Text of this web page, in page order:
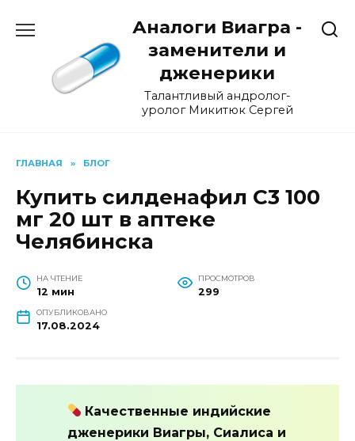
Аналоги Виагра -
заменители и
дженерики
Талантливый андролог-
уролог Микитюк Сергей
ГЛАВНАЯ » БЛОГ
Купить силденафил C3 100
мг 20 шт в аптеке
Челябинска
НА ЧТЕНИЕ
12 мин
ПРОСМОТРОВ
299
ОПУБЛИКОВАНО
17.08.2024
Качественные индийские
дженерики Виагры, Сиалиса и